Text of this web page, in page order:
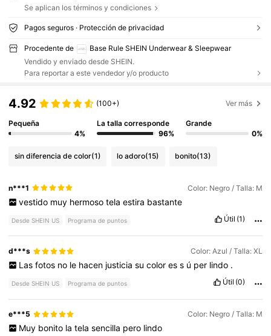
Se aplican los términos y condiciones
Pagos seguros · Protección de privacidad
Procedente de
Base Rule SHEIN Underwear & Sleepwear
Vendido y enviado desde SHEIN.
Para reportar a este vendedor y/o producto
4.92 (100+) Ver más
Pequeña
4%
La talla corresponde
96%
Grande
0%
sin diferencia de color(1) lo adoro(15) bonito(13)
n***1 Color: Negro / Talla: M
vestido muy hermoso tela estira bastante
Desde SHEIN US Programa de puntos Útil (1)
d***s Color: Azul / Talla: XL
Las fotos no le hacen justicia su color es s ú per lindo .
Desde SHEIN US Programa de puntos Útil (0)
e***5 Color: Negro / Talla: M
Muy bonito la tela sencilla pero lindo